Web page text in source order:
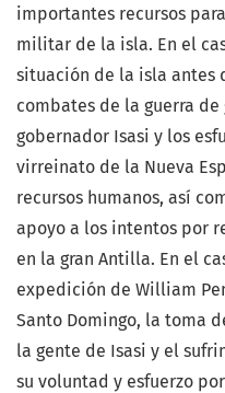
importantes recursos
militar de la isla. En el
situación de la isla antes
combates de la guerra
gobernador Isasi y los
virreinato de la Nueva
recursos humanos, así
apoyo a los intentos por
en la gran Antilla. En el
expedición de William
Santo Domingo, la toma
la gente de Isasi y el
su voluntad y esfuerzo